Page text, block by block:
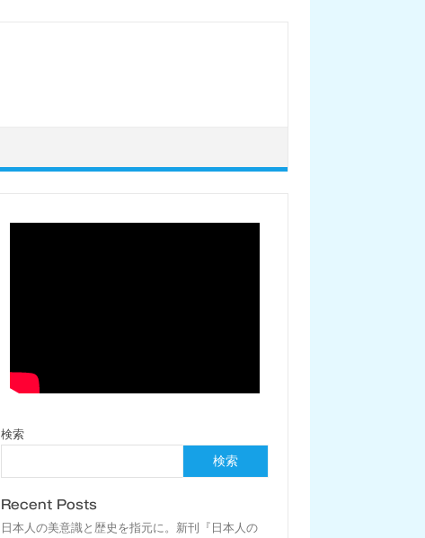
検索
検索
Recent Posts
日本人の美意識と歴史を指元に。新刊『日本人の